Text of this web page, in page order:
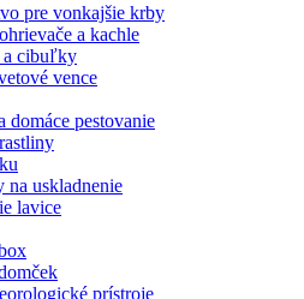
pre vonkajšie krby
a kachle
a cibuľky
vence
domáce pestovanie
na uskladnenie
lavice
prístroje